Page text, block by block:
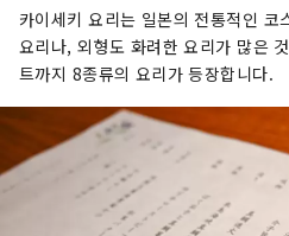
카이세키 요리는 일본의 전통적인
요리나, 외형도 화려한 요리가 많은
트까지 8종류의 요리가 등장합니다.